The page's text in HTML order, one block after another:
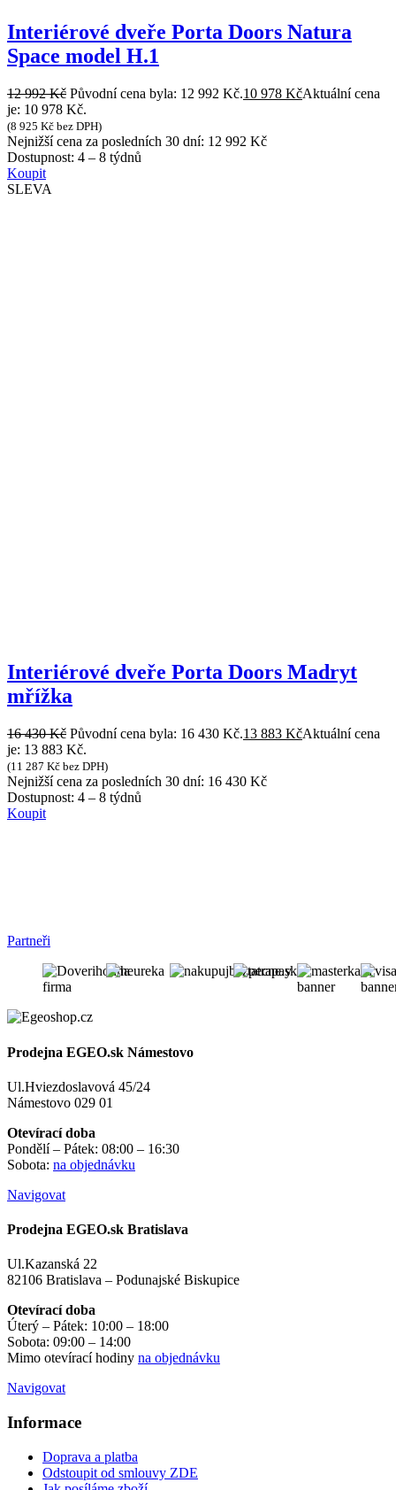
Interiérové dveře Porta Doors Natura
Space model H.1
12 992Kč Původní cena byla: 12 992 Kč.10 978 KčAktuální cena
je: 10 978 Kč.
(8 925 Kč bez DPH)
Nejnižší cena za posledních 30 dní: 12 992 Kč
Dostupnost: 4 – 8 týdnů
Koupit
SLEVA
Interiérové dveře Porta Doors Madryt
mřížka
16 430Kč Původní cena byla: 16 430 Kč.13 883 KčAktuální cena
je: 13 883 Kč.
(11 287 Kč bez DPH)
Nejnižší cena za posledních 30 dní: 16 430 Kč
Dostupnost: 4 – 8 týdnů
Koupit
Partneři
Prodejna EGEO.sk Námestovo
Ul.Hviezdoslavová 45/24
Námestovo 029 01
Otevírací doba
Pondělí – Pátek: 08:00 – 16:30
Sobota: na objednávku
Navigovat
Prodejna EGEO.sk Bratislava
Ul.Kazanská 22
82106 Bratislava – Podunajské Biskupice
Otevírací doba
Úterý – Pátek: 10:00 – 18:00
Sobota: 09:00 – 14:00
Mimo otevírací hodiny na objednávku
Navigovat
Informace
Doprava a platba
Odstoupit od smlouvy ZDE